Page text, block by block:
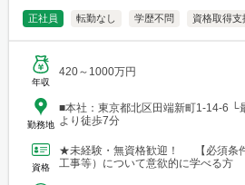
正社員 転勤なし 学歴不問 資格取得支
年収
420～1000万円
勤務地
■本社：東京都北区田端新町1-14-6 └
より徒歩7分
資格
★未経験・無資格歓迎！ 【必須条
工事等）について意欲的に学べる方